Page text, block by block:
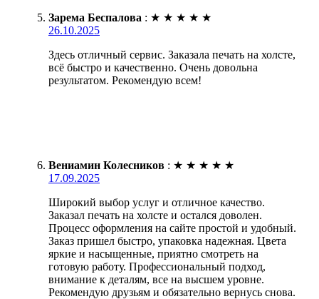
Зарема Беспалова : ★ ★ ★ ★ ★
26.10.2025
Здесь отличный сервис. Заказала печать на холсте,
всё быстро и качественно. Очень довольна
результатом. Рекомендую всем!
Вениамин Колесников : ★ ★ ★ ★ ★
17.09.2025
Широкий выбор услуг и отличное качество.
Заказал печать на холсте и остался доволен.
Процесс оформления на сайте простой и удобный.
Заказ пришел быстро, упаковка надежная. Цвета
яркие и насыщенные, приятно смотреть на
готовую работу. Профессиональный подход,
внимание к деталям, все на высшем уровне.
Рекомендую друзьям и обязательно вернусь снова.